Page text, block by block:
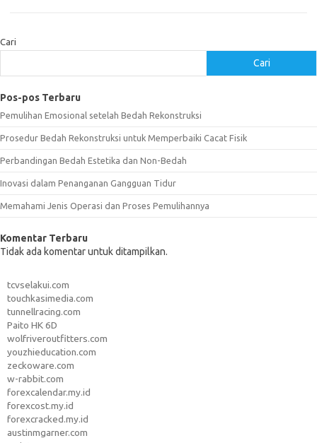
Cari
Cari
Pos-pos Terbaru
Pemulihan Emosional setelah Bedah Rekonstruksi
Prosedur Bedah Rekonstruksi untuk Memperbaiki Cacat Fisik
Perbandingan Bedah Estetika dan Non-Bedah
Inovasi dalam Penanganan Gangguan Tidur
Memahami Jenis Operasi dan Proses Pemulihannya
Komentar Terbaru
Tidak ada komentar untuk ditampilkan.
tcvselakui.com
touchkasimedia.com
tunnellracing.com
Paito HK 6D
wolfriveroutfitters.com
youzhieducation.com
zeckoware.com
w-rabbit.com
forexcalendar.my.id
forexcost.my.id
forexcracked.my.id
austinmgarner.com